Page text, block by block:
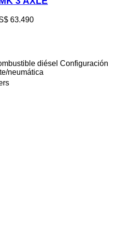
63.490
diésel Configuración
neumática